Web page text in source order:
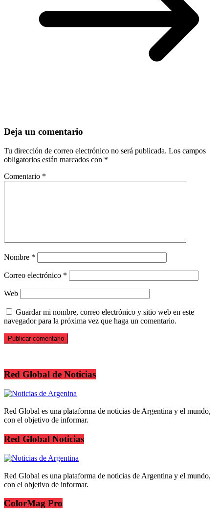
Deja un comentario
Tu dirección de correo electrónico no será publicada. Los campos
obligatorios están marcados con *
Comentario *
Nombre *
Correo electrónico *
Web
Guardar mi nombre, correo electrónico y sitio web en este
navegador para la próxima vez que haga un comentario.
Red Global de Noticias
Red Global es una plataforma de noticias de Argentina y el mundo,
con el objetivo de informar.
Red Global Noticias
Red Global es una plataforma de noticias de Argentina y el mundo,
con el objetivo de informar.
ColorMag Pro